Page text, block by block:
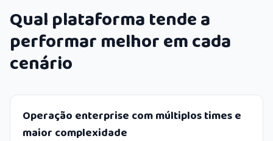
Qual plataforma tende a
performar melhor em cada
cenário
Operação enterprise com múltiplos times e
maior complexidade